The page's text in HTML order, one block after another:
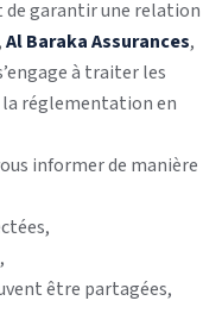
garantir une relation
Al Baraka Assurances,
à traiter les
la réglementation en
informer de manière
être partagées,